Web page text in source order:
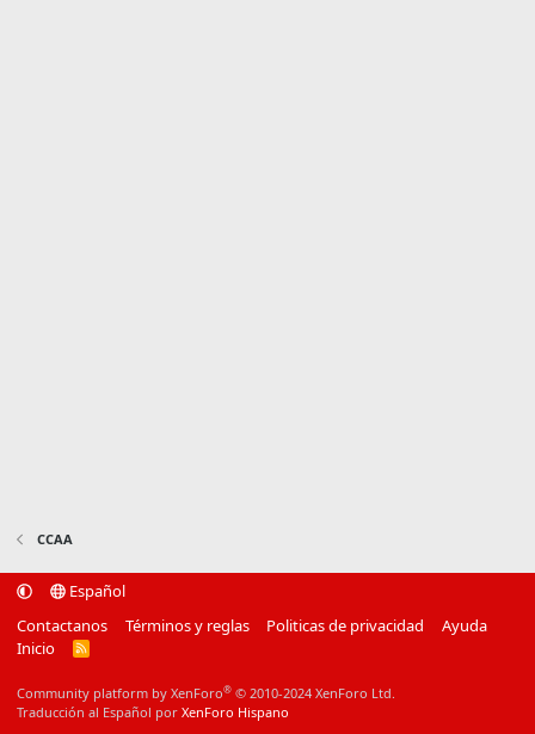
CCAA
Español
Contactanos
Términos y reglas Politicas de privacidad
Ayuda
Inicio
R
Community platform by XenForo® © 2010-2024 XenForo Ltd.
Traducción al Español por XenForo Hispano